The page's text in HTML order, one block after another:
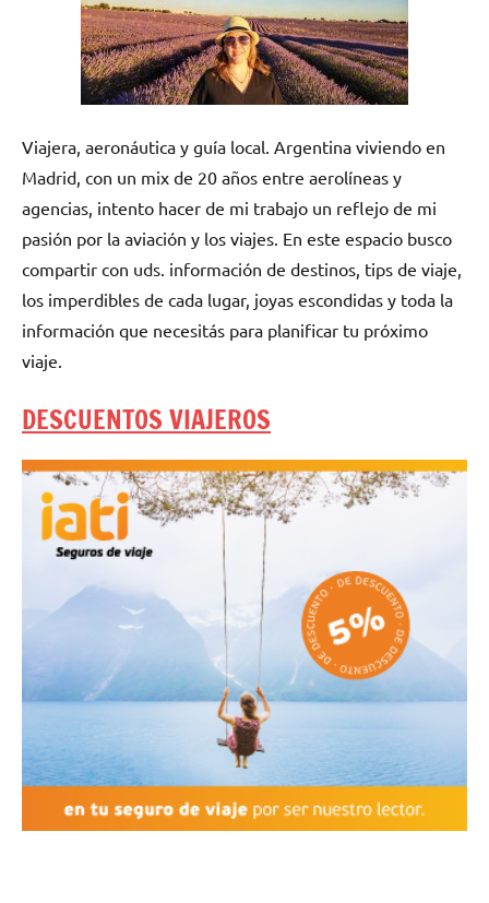
Viajera, aeronáutica y guía local. Argentina viviendo en
Madrid, con un mix de 20 años entre aerolíneas y
agencias, intento hacer de mi trabajo un reflejo de mi
pasión por la aviación y los viajes. En este espacio busco
compartir con uds. información de destinos, tips de viaje,
los imperdibles de cada lugar, joyas escondidas y toda la
información que necesitás para planificar tu próximo
viaje.
DESCUENTOS VIAJEROS